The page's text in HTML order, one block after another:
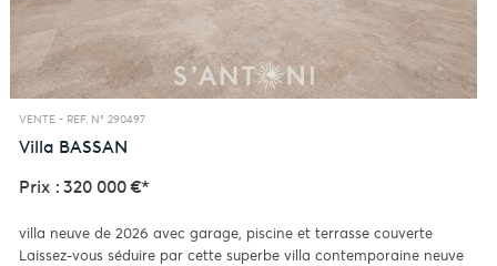
VENTE - REF. N° 290497
Villa BASSAN
Prix : 320 000 €*
villa neuve de 2026 avec garage, piscine et terrasse couverte
Laissez-vous séduire par cette superbe villa contemporaine neuve